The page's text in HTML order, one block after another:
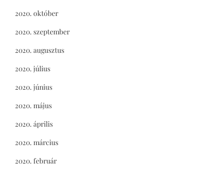
2020. október
2020. szeptember
2020. augusztus
2020. július
2020. június
2020. május
2020. április
2020. március
2020. február